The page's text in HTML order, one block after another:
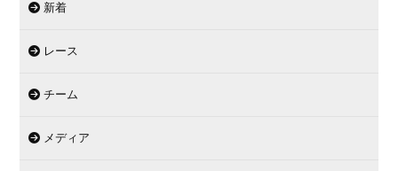
新着
レース
チーム
メディア